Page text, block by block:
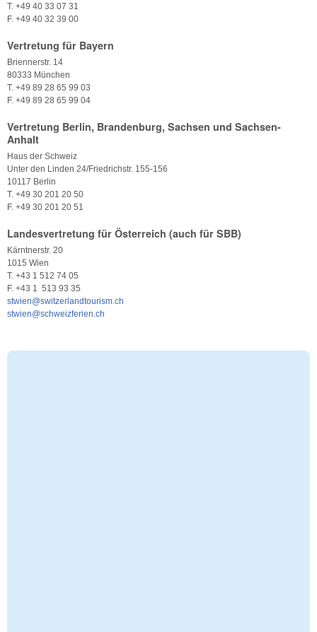
T. +49 40 33 07 31
F. +49 40 32 39 00
Vertretung für Bayern
Briennerstr. 14
80333 München
T. +49 89 28 65 99 03
F. +49 89 28 65 99 04
Vertretung Berlin, Brandenburg, Sachsen und Sachsen-
Anhalt
Haus der Schweiz
Unter den Linden 24/Friedrichstr. 155-156
10117 Berlin
T. +49 30 201 20 50
F. +49 30 201 20 51
Landesvertretung für Österreich (auch für SBB)
Kärntnerstr. 20
1015 Wien
T. +43 1 512 74 05
F. +43 1 513 93 35
stwien@switzerlandtourism.ch
stwien@schweizferien.ch